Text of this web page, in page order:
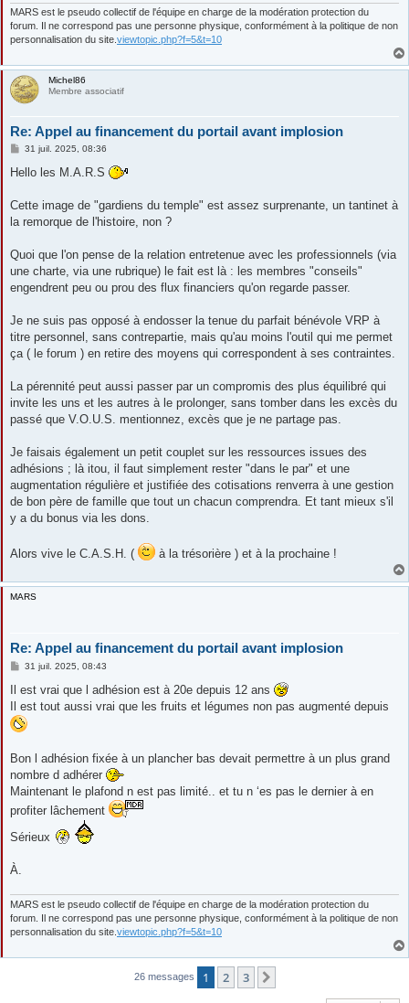
MARS est le pseudo collectif de l'équipe en charge de la modération protection du
forum. Il ne correspond pas une personne physique, conformément à la politique de non
personnalisation du site. viewtopic.php?f=5&t=10
Michel86
Membre associatif
Re: Appel au financement du portail avant implosion
M
s
g
31 juil. 2025, 08:36
Hello les M.A.R.S
Cette image de "gardiens du temple" est assez surprenante, un tantinet à
la remorque de l'histoire, non ?
Quoi que l'on pense de la relation entretenue avec les professionnels (via
une charte, via une rubrique) le fait est là : les membres "conseils"
engendrent peu ou prou des flux financiers qu'on regarde passer.
Je ne suis pas opposé à endosser la tenue du parfait bénévole VRP à
titre personnel, sans contrepartie, mais qu'au moins l'outil qui me permet
ça ( le forum ) en retire des moyens qui correspondent à ses contraintes.
La pérennité peut aussi passer par un compromis des plus équilibré qui
invite les uns et les autres à le prolonger, sans tomber dans les excès du
passé que V.O.U.S. mentionnez, excès que je ne partage pas.
Je faisais également un petit couplet sur les ressources issues des
adhésions ; là itou, il faut simplement rester "dans le par" et une
augmentation régulière et justifiée des cotisations renverra à une gestion
de bon père de famille que tout un chacun comprendra. Et tant mieux s'il
y a du bonus via les dons.
Alors vive le C.A.S.H. ( à la trésorière ) et à la prochaine !
MARS
Re: Appel au financement du portail avant implosion
M
s
a
g
e
31 juil. 2025, 08:43
Il est vrai que l adhésion est à 20e depuis 12 ans
Il est tout aussi vrai que les fruits et légumes non pas augmenté depuis
Bon l adhésion fixée à un plancher bas devait permettre à un plus grand
nombre d adhérer
Maintenant le plafond n est pas limité.. et tu n ‘es pas le dernier à en
profiter lâchement
Sérieux
À.
MARS est le pseudo collectif de l'équipe en charge de la modération protection du
forum. Il ne correspond pas une personne physique, conformément à la politique de non
personnalisation du site. viewtopic.php?f=5&t=10
26 messages 1 2 3